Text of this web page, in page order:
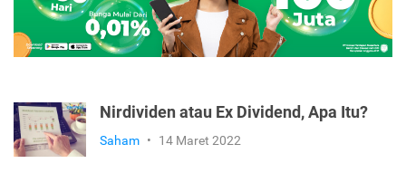
Nirdividen atau Ex Dividend, Apa Itu?
Saham • 14 Maret 2022